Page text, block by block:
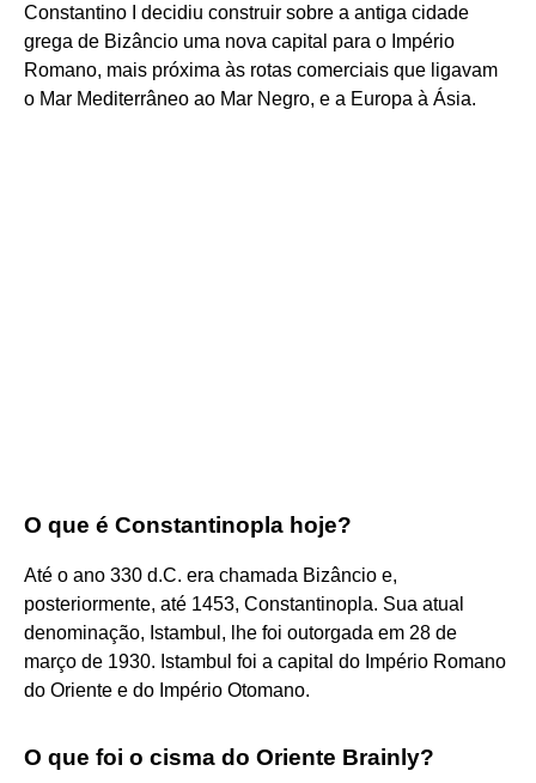
Constantino I decidiu construir sobre a antiga cidade
grega de Bizâncio uma nova capital para o Império
Romano, mais próxima às rotas comerciais que ligavam
o Mar Mediterrâneo ao Mar Negro, e a Europa à Ásia.
O que é Constantinopla hoje?
Até o ano 330 d.C. era chamada Bizâncio e,
posteriormente, até 1453, Constantinopla. Sua atual
denominação, Istambul, lhe foi outorgada em 28 de
março de 1930. Istambul foi a capital do Império Romano
do Oriente e do Império Otomano.
O que foi o cisma do Oriente Brainly?